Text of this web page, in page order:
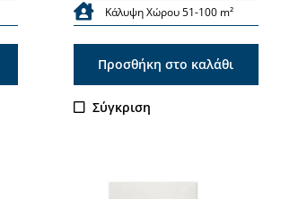
Κάλυψη Χώρου 51-100 m²
Προσθήκη στο καλάθι
Σύγκριση